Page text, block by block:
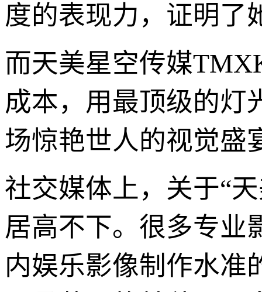
度的表现力，证明了
而天美星空传媒
成本，用最顶级的灯
场惊艳世人的视觉盛
社交媒体上，关于“
居高不下。很多专业
内娱乐影像制作水准